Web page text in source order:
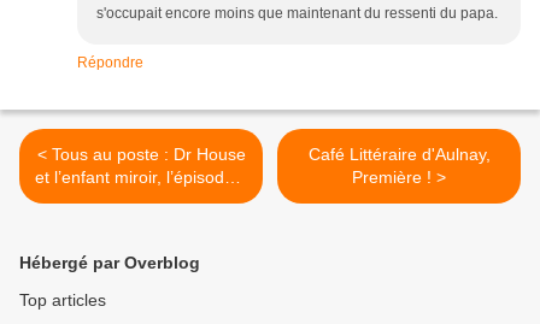
s'occupait encore moins que maintenant du ressenti du papa.
Répondre
< Tous au poste : Dr House
et l’enfant miroir, l’épisode à
ne pas rater !
Café Littéraire d'Aulnay,
Première ! >
Hébergé par Overblog
Top articles